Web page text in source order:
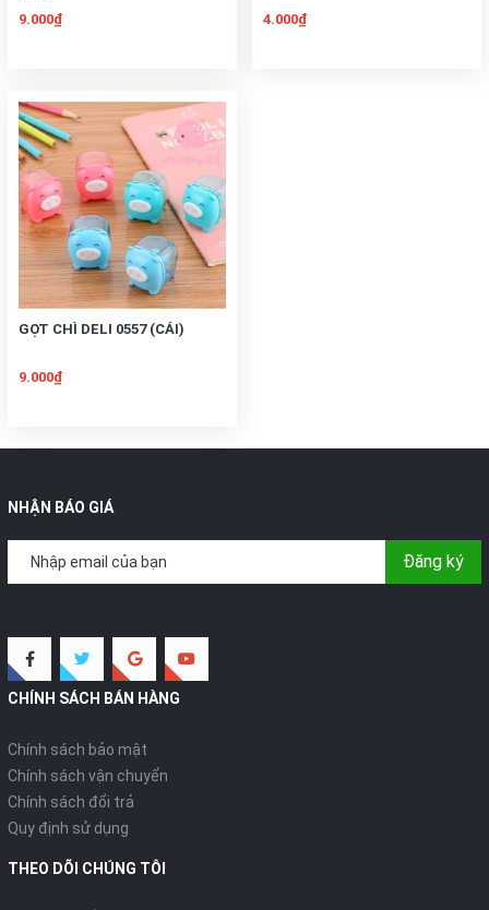
9.000₫
4.000₫
GỌT CHÌ DELI 0557 (CÁI)
9.000₫
NHẬN BÁO GIÁ
Đăng ký
CHÍNH SÁCH BÁN HÀNG
Chính sách bảo mật
Chính sách vận chuyển
Chính sách đổi trả
Quy định sử dụng
THEO DÕI CHÚNG TÔI